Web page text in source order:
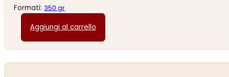
Formati:350 gr
Aggiungi al carrello